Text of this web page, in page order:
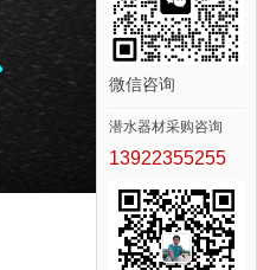
微信咨询
潜水器材采购咨询
13922355255